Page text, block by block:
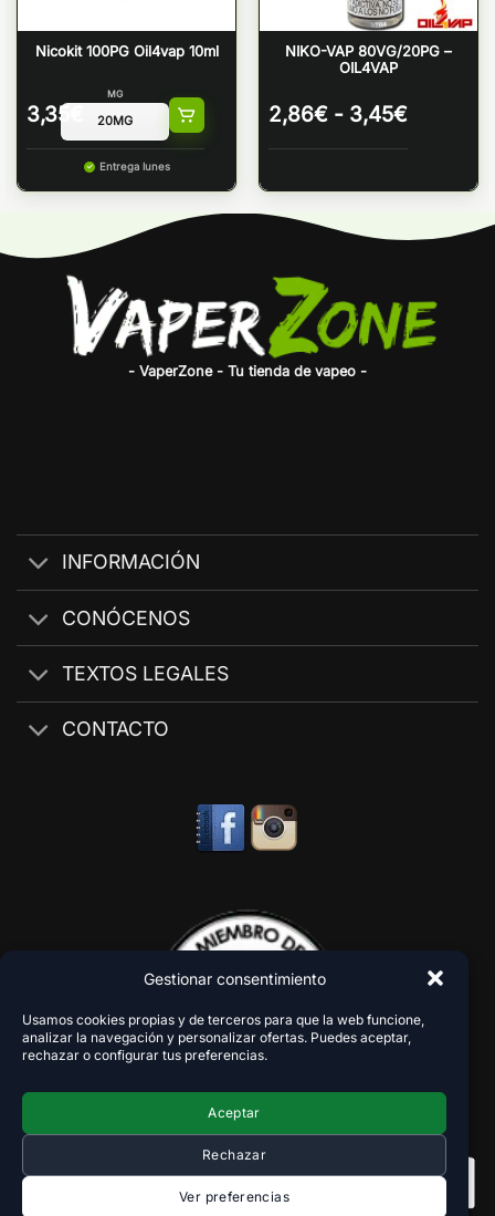
Gestionar consentimiento
Usamos cookies propias y de terceros para que la web funcione,
analizar la navegación y personalizar ofertas. Puedes aceptar,
rechazar o configurar tus preferencias.
Aceptar
Rechazar
Ver preferencias
Nicokit 100PG Oil4vap 10ml
3,35
MG
Entrega lunes
NIKO-VAP 80VG/20PG –
OIL4VAP
2,86€ - 3,45€Rango
precios:
2,86€
3,45€
- VaperZone - Tu tienda de vapeo -
INFORMACIÓN
CONÓCENOS
TEXTOS LEGALES
CONTACTO